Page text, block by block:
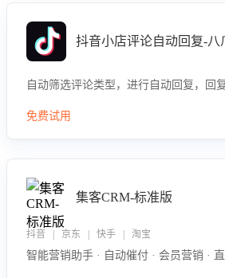
抖音小店评论自动回复-八
自动筛选评论类型，进行自动回复，回
免费试用
集客CRM-标准版
抖音 | 京东 | 快手 | 淘宝
智能营销助手 · 自动催付 · 会员营销 ·